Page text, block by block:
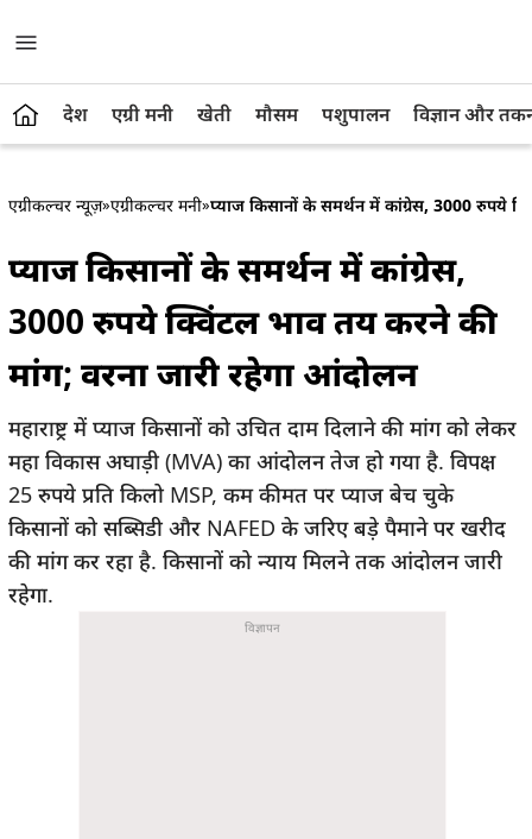
देश एग्री मनी खेती मौसम पशुपालन विज्ञान और
एग्रीकल्चर न्यूज़»एग्रीकल्चर मनी»प्याज किसानों के समर्थन में कांग्रेस, 3000 रुपये
प्याज किसानों के समर्थन में कांग्रेस,
3000 रुपये क्विंटल भाव तय करने की
मांग; वरना जारी रहेगा आंदोलन
महाराष्ट्र में प्याज किसानों को उचित दाम दिलाने की मांग को लेकर
महा विकास अघाड़ी (MVA) का आंदोलन तेज हो गया है. विपक्ष
25 रुपये प्रति किलो MSP, कम कीमत पर प्याज बेच चुके
किसानों को सब्सिडी और NAFED के जरिए बड़े पैमाने पर खरीद
की मांग कर रहा है. किसानों को न्याय मिलने तक आंदोलन जारी
रहेगा.